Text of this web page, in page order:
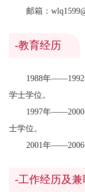
邮箱：
-教育经历
1988年——1992
学士学位。
1997年——2000
士学位。
2001年——2006
-工作经历及兼